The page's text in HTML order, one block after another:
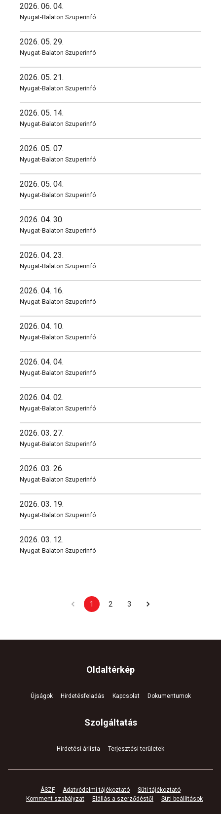
2026. 06. 04.
Nyugat-Balaton Szuperinfó
2026. 05. 29.
Nyugat-Balaton Szuperinfó
2026. 05. 21.
Nyugat-Balaton Szuperinfó
2026. 05. 14.
Nyugat-Balaton Szuperinfó
2026. 05. 07.
Nyugat-Balaton Szuperinfó
2026. 05. 04.
Nyugat-Balaton Szuperinfó
2026. 04. 30.
Nyugat-Balaton Szuperinfó
2026. 04. 23.
Nyugat-Balaton Szuperinfó
2026. 04. 16.
Nyugat-Balaton Szuperinfó
2026. 04. 10.
Nyugat-Balaton Szuperinfó
2026. 04. 04.
Nyugat-Balaton Szuperinfó
2026. 04. 02.
Nyugat-Balaton Szuperinfó
2026. 03. 27.
Nyugat-Balaton Szuperinfó
2026. 03. 26.
Nyugat-Balaton Szuperinfó
2026. 03. 19.
Nyugat-Balaton Szuperinfó
2026. 03. 12.
Nyugat-Balaton Szuperinfó
1 2 3
Szolgáltatás
Hirdetési árlista Terjesztési területek
Oldaltérkép
Újságok Hirdetésfeladás Kapcsolat Dokumentumok
ÁSZF Adatvédelmi tájékoztató
Süti tájékoztató
Komment szabályzat
Elállás a szerződéstől Süti beállítások